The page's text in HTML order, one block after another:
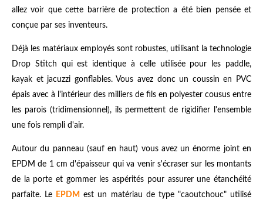
allez voir que cette barrière de protection a été bien pensée et
conçue par ses inventeurs.
Déjà les matériaux employés sont robustes, utilisant la technologie
Drop Stitch qui est identique à celle utilisée pour les paddle,
kayak et jacuzzi gonflables. Vous avez donc un coussin en PVC
épais avec à l'intérieur des milliers de fils en polyester cousus entre
les parois (tridimensionnel), ils permettent de rigidifier l'ensemble
une fois rempli d'air.
Autour du panneau (sauf en haut) vous avez un énorme joint en
EPDM de 1 cm d'épaisseur qui va venir s'écraser sur les montants
de la porte et gommer les aspérités pour assurer une étanchéité
parfaite. Le
EPDM est un matériau de type "caoutchouc" utilisé